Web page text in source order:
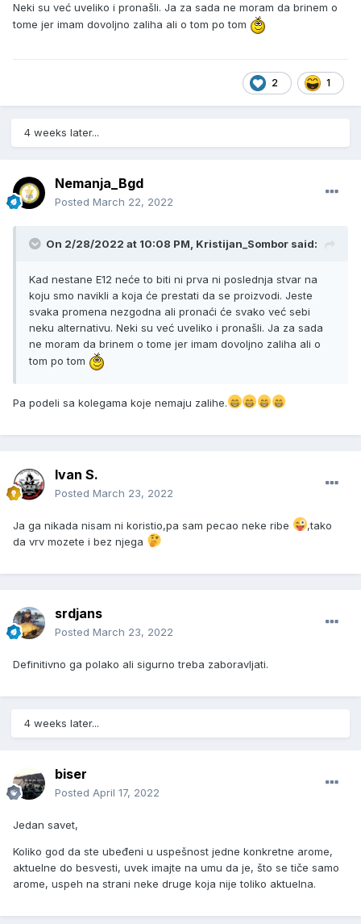
Neki su već uveliko i pronašli. Ja za sada ne moram da brinem o
tome jer imam dovoljno zaliha ali o tom po tom
2 1
4 weeks later...
Nemanja_Bgd
Posted March 22, 2022
On 2/28/2022 at 10:08 PM, Kristijan_Sombor said:
Kad nestane E12 neće to biti ni prva ni poslednja stvar na
koju smo navikli a koja će prestati da se proizvodi. Jeste
svaka promena nezgodna ali pronaći će svako već sebi
neku alternativu. Neki su već uveliko i pronašli. Ja za sada
ne moram da brinem o tome jer imam dovoljno zaliha ali o
tom po tom
Pa podeli sa kolegama koje nemaju zalihe.
Ivan S.
Posted March 23, 2022
Ja ga nikada nisam ni koristio,pa sam pecao neke ribe
,tako
da vrv mozete i bez njega
srdjans
Posted March 23, 2022
Definitivno ga polako ali sigurno treba zaboravljati.
4 weeks later...
biser
Posted April 17, 2022
Jedan savet,
Koliko god da ste ubeđeni u uspešnost jedne konkretne arome,
aktuelne do besvesti, uvek imajte na umu da je, što se tiče samo
arome, uspeh na strani neke druge koja nije toliko aktuelna.